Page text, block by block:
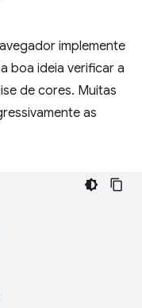
implemente
boa ideia verificar a
de cores. Muitas
as